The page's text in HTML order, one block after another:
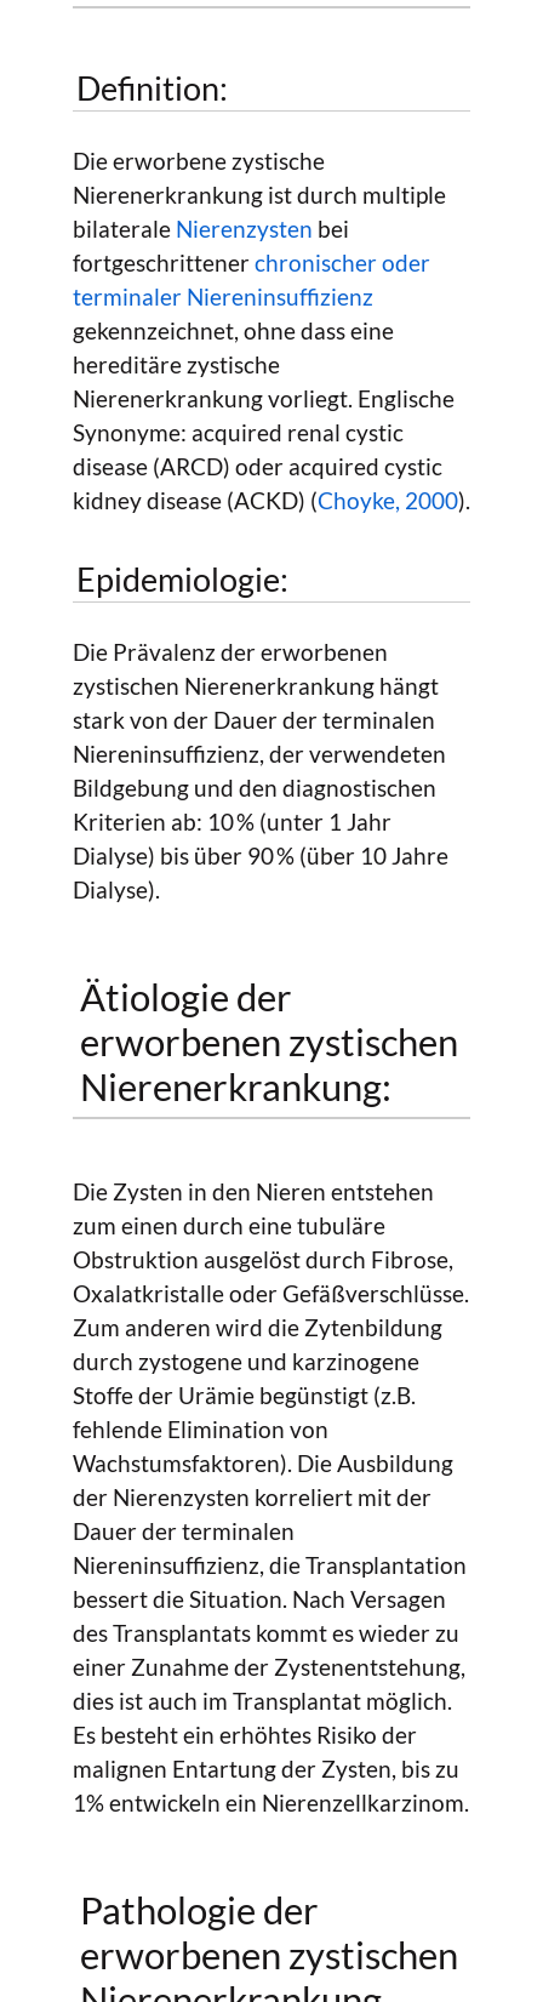
Definition:
Die erworbene zystische
Nierenerkrankung ist durch multiple
bilaterale Nierenzysten bei
fortgeschrittenerchronischer oder
terminaler Niereninsuffizienz
gekennzeichnet, ohne dass eine
hereditäre zystische
Nierenerkrankung vorliegt. Englische
Synonyme: acquired renal cystic
disease (ARCD) oder acquired cystic
kidney disease (ACKD) (Choyke, 2000).
Epidemiologie:
Die Prävalenz der erworbenen
zystischen Nierenerkrankung hängt
stark von der Dauer der terminalen
Niereninsuffizienz, der verwendeten
Bildgebung und den diagnostischen
Kriterien ab: 10 % (unter 1 Jahr
Dialyse) bis über 90 % (über 10 Jahre
Dialyse).
Ätiologie der
erworbenen zystischen
Nierenerkrankung:
Die Zysten in den Nieren entstehen
zum einen durch eine tubuläre
Obstruktion ausgelöst durch Fibrose,
Oxalatkristalle oder Gefäßverschlüsse.
Zum anderen wird die Zytenbildung
durch zystogene und karzinogene
Stoffe der Urämie begünstigt (z.B.
fehlende Elimination von
Wachstumsfaktoren). Die Ausbildung
der Nierenzysten korreliert mit der
Dauer der terminalen
Niereninsuffizienz, die Transplantation
bessert die Situation. Nach Versagen
des Transplantats kommt es wieder zu
einer Zunahme der Zystenentstehung,
dies ist auch im Transplantat möglich.
Es besteht ein erhöhtes Risiko der
malignen Entartung der Zysten, bis zu
1% entwickeln ein Nierenzellkarzinom.
Pathologie der
erworbenen zystischen